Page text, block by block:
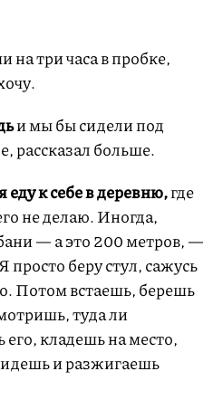
на три часа в пробке,
и мы бы сидели под
рассказал больше.
еду к себе в деревню,где
не делаю. Иногда,
— а это 200 метров, —
просто беру стул, сажусь
Потом встаешь, берешь
туда ли
кладешь на место,
идешь и разжигаешь